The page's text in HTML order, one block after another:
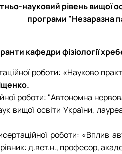
науковий рівень
програми "Незаразна
кафедри фізіології
роботи: «Науково
роботи: "Автономна
вищої освіти України,
роботи: «Вплив
д.вет.н., професор,